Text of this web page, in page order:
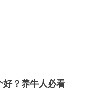
？养牛人必看